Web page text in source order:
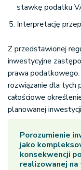
stawkę podatku
Interpretację
Z przedstawionej
inwestycyjne
prawa
rozwiązanie dla tych
całościowe
planowanej
Porozumienie
jako
konsekwencji
realizowanej na